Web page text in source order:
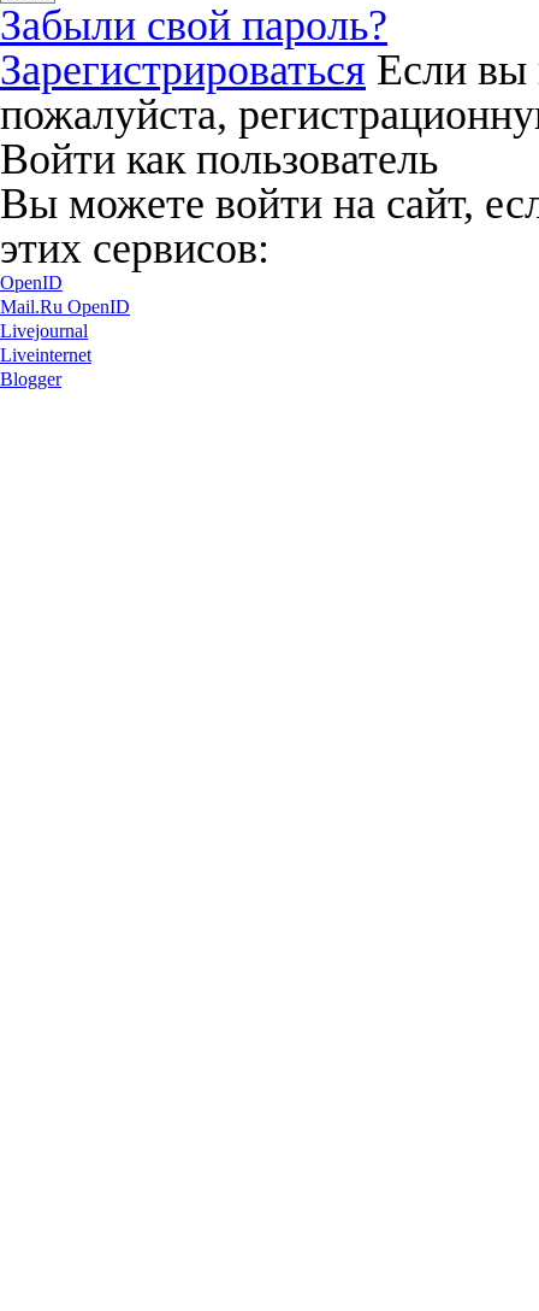
Забыли свой пароль?
Зарегистрироваться Если вы
пожалуйста,
Войти как пользователь
Вы можете войти на сайт,
этих сервисов:
OpenID
Mail.Ru OpenID
Livejournal
Liveinternet
Blogger